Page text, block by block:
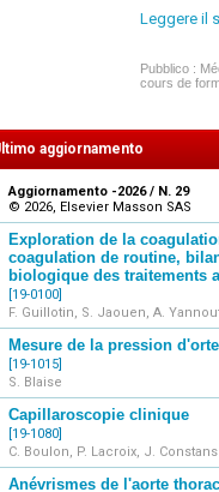
pratique
- Les
- L'étude
- Les
Les
- Des
- Des
- Un
- Un outil
-Près
Leggere il
Pubblico :
cours de
aggiornamento
Aggiornamento -2026 / N. 29
© 2026, Elsevier Masson SAS
Exploration de la
coagulation de routine,
biologique des traitements
[19-0100]
F. Guillotin, S. Jaouen, A.
Mesure de la pression
[19-1015]
S. Blaise
Capillaroscopie clinique
[19-1080]
C. Boulon, P. Lacroix, J. Constans
Anévrismes de l'aorte